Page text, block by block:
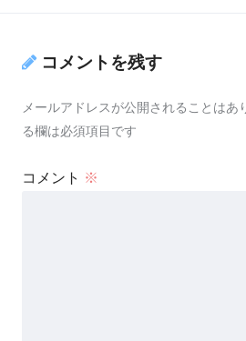
コメントを残す
メールアドレスが公開されることはあ
る欄は必須項目です
コメント ※